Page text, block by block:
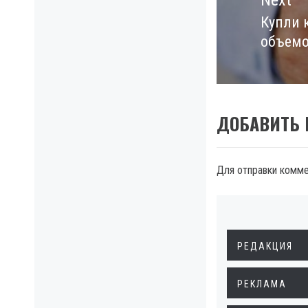
Next
post:
Купли
ДОБАВИТЬ
Для отправки
РЕДАКЦИЯ
РЕКЛАМА